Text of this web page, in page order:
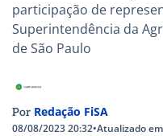
participação de
Superintendência da
de São Paulo
Por Redação FiSA
08/08/2023 20:32•Atualizado